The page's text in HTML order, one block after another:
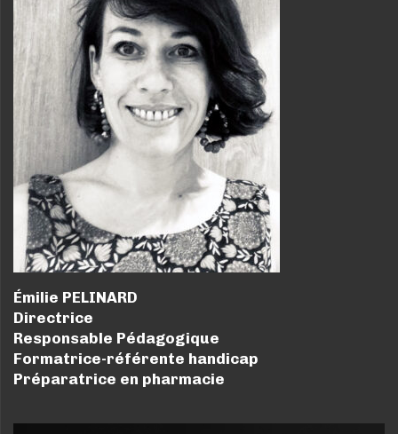
Émilie PELINARD
Directrice
Responsable Pédagogique
Formatrice-référente handicap
Préparatrice en pharmacie